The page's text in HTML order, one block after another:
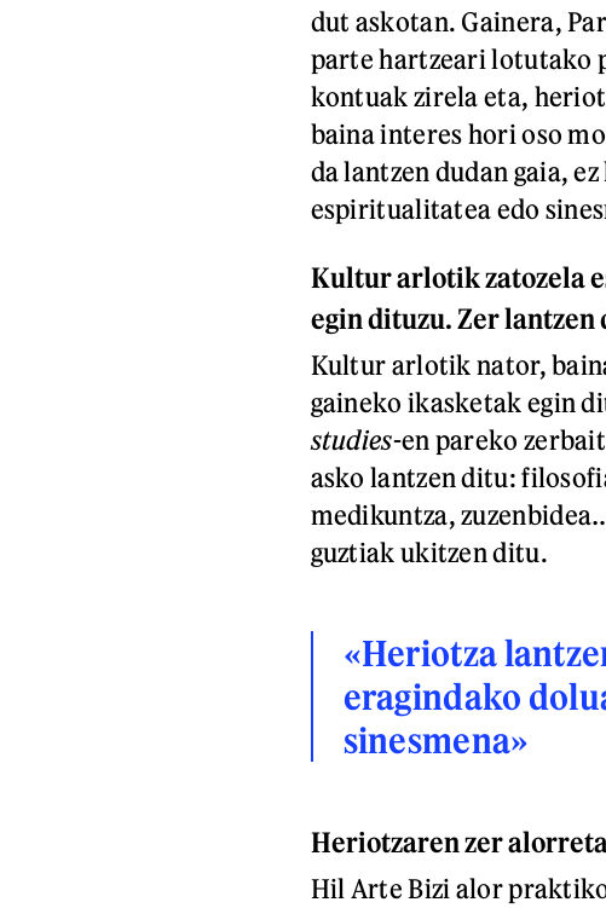
dut askotan. Gainera,
parte hartzeari lotutako
kontuak zirela eta,
baina interes hori oso
da lantzen dudan gaia,
espiritualitatea edo
Kultur arlotik zatozela
egin dituzu. Zer lantzen
Kultur arlotik nator,
gaineko ikasketak egin
studies-en pareko
asko lantzen ditu:
medikuntza,
guztiak ukitzen ditu.
«Heriotza
eragindako
sinesmena»
Heriotzaren zer
Hil Arte Bizi alor